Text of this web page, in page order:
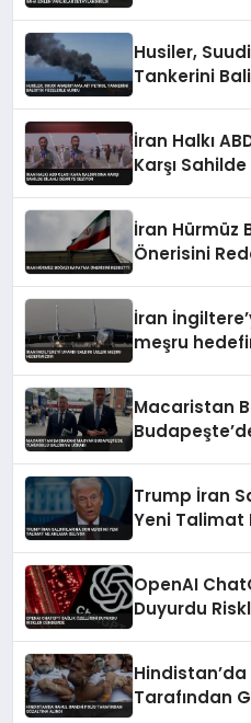
Husiler,
Tankerini
İran Halkı
Karşı
İran Hürmüz
Önerisini
İran
meşru
Macaristan
Trump İran
Yeni Talimat
OpenAI
Duyurdu
Tarafından